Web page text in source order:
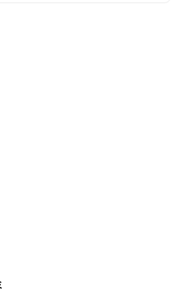
。なるべくお早めにお召